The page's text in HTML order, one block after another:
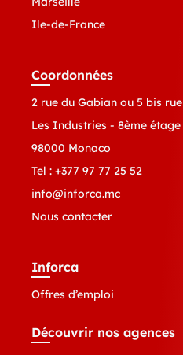
Ile-de-France
Coordonnées
2 rue du Gabian ou 5 bis
Les Industries - 8ème étage
98000 Monaco
Tel : +377 97 77 25 52
info@inforca.mc
Nous contacter
Inforca
Offres d’emploi
Découvrir nos agences